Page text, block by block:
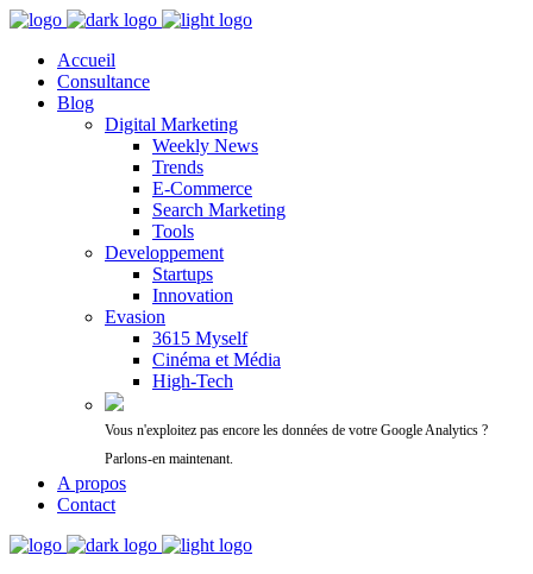
Accueil
Consultance
Blog
Digital Marketing
Weekly News
Trends
E-Commerce
Search Marketing
Tools
Developpement
Startups
Innovation
Evasion
3615 Myself
Cinéma et Média
High-Tech
Vous n'exploitez pas encore les données de votre Google Analytics ?
Parlons-en maintenant.
A propos
Contact